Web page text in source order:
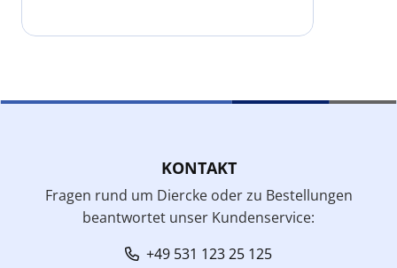
KONTAKT
Fragen rund um Diercke oder zu Bestellungen
beantwortet unser Kundenservice:
+49 531 123 25 125